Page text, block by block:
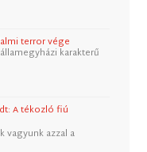
terror vége
karakterű
A tékozló fiú
vagyunk azzal a